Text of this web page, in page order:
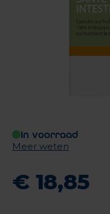
In voorraad
Meer weten
€ 18,85